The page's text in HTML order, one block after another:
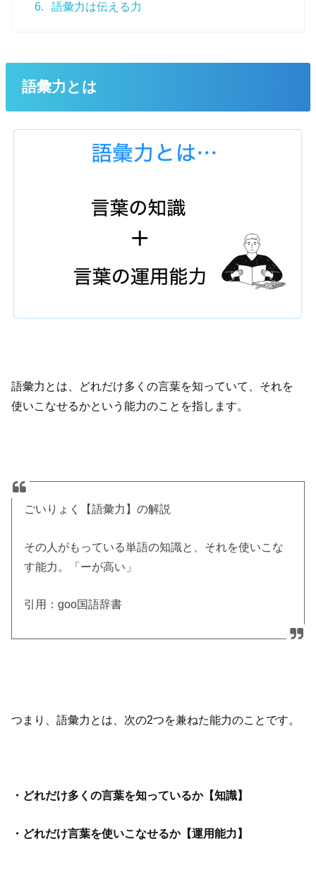
6. 語彙力は伝える力
語彙力とは
語彙力とは、どれだけ多くの言葉を知っていて、それを
使いこなせるかという能力のことを指します。
ごいりょく【語彙力】の解説
その人がもっている単語の知識と、それを使いこな
す能力。「ーが高い」
引用：goo国語辞書
つまり、語彙力とは、次の2つを兼ねた能力のことです。
・どれだけ多くの言葉を知っているか【知識】
・どれだけ言葉を使いこなせるか【運用能力】